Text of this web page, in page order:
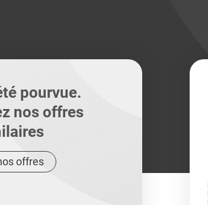
pourvue.
nos offres
offres